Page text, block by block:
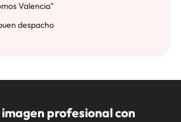
Valencia"
despacho
profesional con